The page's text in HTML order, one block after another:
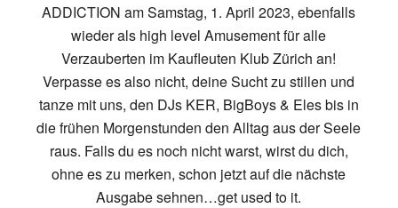
ADDICTION am Samstag, 1. April 2023, ebenfalls
wieder als high level Amusement für alle
Verzauberten im Kaufleuten Klub Zürich an!
Verpasse es also nicht, deine Sucht zu stillen und
tanze mit uns, den DJs KER, BigBoys & Eles bis in
die frühen Morgenstunden den Alltag aus der Seele
raus. Falls du es noch nicht warst, wirst du dich,
ohne es zu merken, schon jetzt auf die nächste
Ausgabe sehnen…get used to it.